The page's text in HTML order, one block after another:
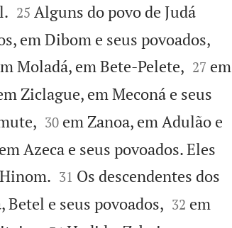

25 Alguns do povo de Judá
em Dibom e seus povoados,
Moladá, em Bete-Pelete,
27 em
Ziclague, em Meconá e seus

30 em Zanoa, em Adulão e
Azeca e seus povoados. Eles

31 Os descendentes dos
e seus povoados,
32 em